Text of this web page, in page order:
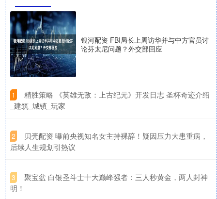
银河配资 FBI局长上周访华并与中方官员讨
论芬太尼问题？外交部回应
1
​精胜策略 《英雄无敌：上古纪元》开发日志 圣杯奇迹介绍
_建筑_城镇_玩家
2
​贝壳配资 曝前央视知名女主持裸辞！疑因压力大患重病，
后续人生规划引热议
3
​聚宝盆 白银圣斗士十大巅峰强者：三人秒黄金，两人封神
明！